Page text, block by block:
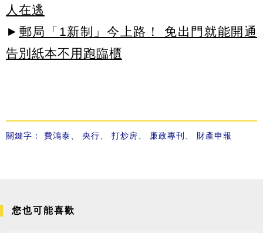
人在逃
► 郵局「1新制」今上路！ 免出門就能開通
告別紙本不用跑臨櫃
關鍵字： 費鴻泰 央行 打炒房 廉政專刊 財產申報
您也可能喜歡